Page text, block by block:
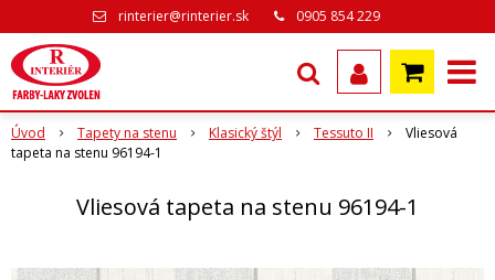
rinterier@rinterier.sk 0905 854 229
Úvod Tapety na stenu Klasický štýl Tessuto II
Vliesová
tapeta na stenu 96194-1
Vliesová tapeta na stenu 96194-1